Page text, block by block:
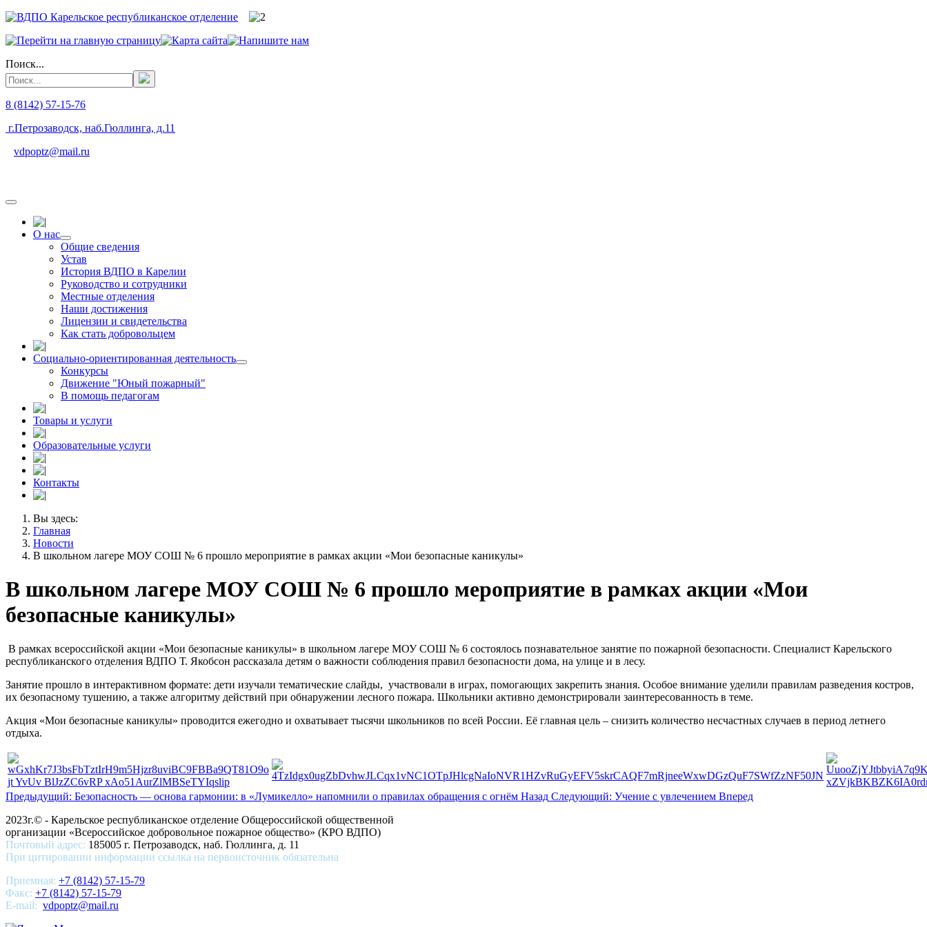
Поиск...
8 (8142) 57-15-76
г.Петрозаводск, наб.Гюллинга, д.11
vdpoptz@mail.ru
О нас
Общие сведения
Устав
История ВДПО в Карелии
Руководство и сотрудники
Местные отделения
Наши достижения
Лицензии и свидетельства
Как стать добровольцем
Социально-ориентированная деятельность
Конкурсы
Движение "Юный пожарный"
В помощь педагогам
Товары и услуги
Образовательные услуги
Контакты
Вы здесь:
Главная
Новости
В школьном лагере МОУ СОШ № 6 прошло мероприятие в рамках акции «Мои безопасные каникулы»
В школьном лагере МОУ СОШ № 6 прошло мероприятие в рамках акции «Мои
безопасные каникулы»
В рамках всероссийской акции «Мои безопасные каникулы» в школьном лагере МОУ СОШ № 6 состоялось познавательное занятие по пожарной безопасности. Специалист Карельского
республиканского отделения ВДПО Т. Якобсон рассказала детям о важности соблюдения правил безопасности дома, на улице и в лесу.
Занятие прошло в интерактивном формате: дети изучали тематические слайды, участвовали в играх, помогающих закрепить знания. Особое внимание уделили правилам разведения костров,
их безопасному тушению, а также алгоритму действий при обнаружении лесного пожара. Школьники активно демонстрировали заинтересованность в теме.
Акция «Мои безопасные каникулы» проводится ежегодно и охватывает тысячи школьников по всей России. Её главная цель – снизить количество несчастных случаев в период летнего
отдыха.
Предыдущий: Безопасность — основа гармонии: в «Лумикелло» напомнили о правилах обращения с огнём Назад Следующий: Учение с увлечением Вперед
2023г.© - Карельское республиканское отделение Общероссийской общественной
организации «Всероссийское добровольное пожарное общество» (КРО ВДПО)
Почтовый адрес: 185005 г. Петрозаводск, наб. Гюллинга, д. 11
При цитировании информации ссылка на первоисточник обязательна
Приемная: +7 (8142) 57-15-79
Факс: +7 (8142) 57-15-79
E-mail: vdpoptz@mail.ru